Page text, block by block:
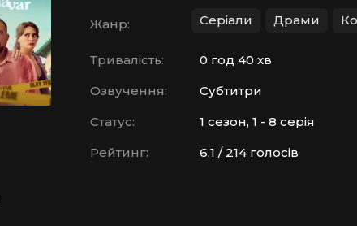
Жанр: Серіали Драми
Тривалість:
0 год 40 хв
Озвучення:
Субтитри
Статус:
1 сезон, 1 - 8 серія
Рейтинг:
6.1 / 214 голосів